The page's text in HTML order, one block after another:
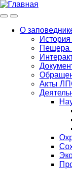
МенюИнфо
navigation
О
Пещера
Акты